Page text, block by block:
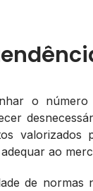
o
ao
de